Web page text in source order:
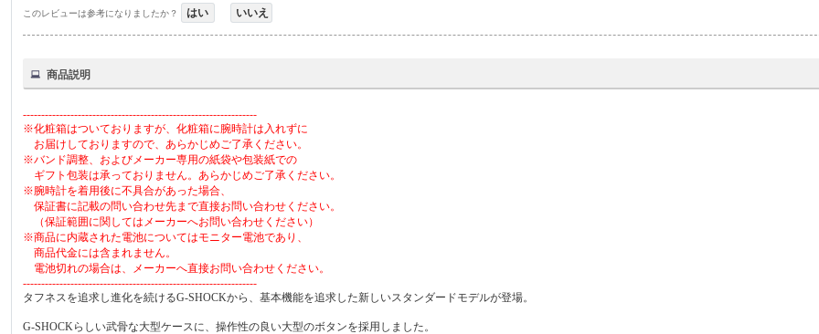
このレビューは参考になりましたか？ はい いいえ
商品説明
----------------------------------------------------------------
※化粧箱はついておりますが、化粧箱に腕時計は入れずに
お届けしておりますので、あらかじめご了承ください。
※バンド調整、およびメーカー専用の紙袋や包装紙での
ギフト包装は承っておりません。あらかじめご了承ください。
※腕時計を着用後に不具合があった場合、
保証書に記載の問い合わせ先まで直接お問い合わせください。
（保証範囲に関してはメーカーへお問い合わせください）
※商品に内蔵された電池についてはモニター電池であり、
商品代金には含まれません。
電池切れの場合は、メーカーへ直接お問い合わせください。
----------------------------------------------------------------
タフネスを追求し進化を続けるG-SHOCKから、基本機能を追求した新しいスタンダードモデルが登場。
G-SHOCKらしい武骨な大型ケースに、操作性の良い大型のボタンを採用しました。